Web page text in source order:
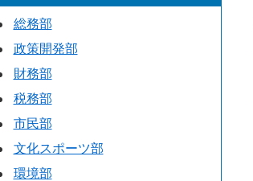
総務部
政策開発部
財務部
税務部
市民部
文化スポーツ部
環境部